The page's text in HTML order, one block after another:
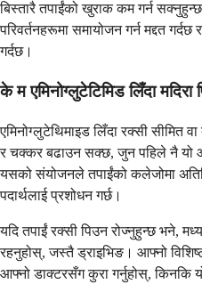
बिस्तारै तपाईंको खुराक कम गर्न
परिवर्तनहरूमा समायोजन गर्न मद्दत
गर्दछ।
के म एमिनोग्लुटेटिमिड लिँदा
एमिनोग्लुटेथिमाइड लिँदा रक्सी सीमित
र चक्कर बढाउन सक्छ, जुन पहिले नै यो
यसको संयोजनले तपाईंको कलेजोमा
पदार्थलाई प्रशोधन गर्छ।
यदि तपाईं रक्सी पिउन रोज्नुहुन्छ भने,
रहनुहोस्, जस्तै ड्राइभिङ। आफ्नो
आफ्नो डाक्टरसँग कुरा गर्नुहोस्, किनकि